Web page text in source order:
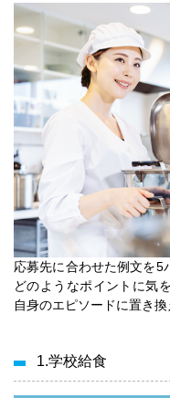
応募先に合わせた例文を5
どのようなポイントに気
自身のエピソードに置き
1.学校給食